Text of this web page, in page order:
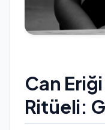
Can
Ritüeli: